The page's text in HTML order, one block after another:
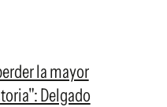
la mayor
Delgado